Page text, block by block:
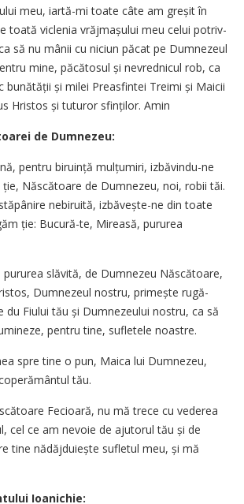
meu, iartă-mi toate câte am gre­­șit în
toată vi­clenia vrăjma­șului meu celui potri­v­
să nu mânii cu niciun păcat pe Dumne­zeul
mine, păcă­tosul și ne­vred­­nicul rob, ca
bunătății și milei Preasfintei Trei­mi și Mai­cii
Hristos și tu­turor sfin­ților. Amin
de Dumnezeu:
pentru bi­ru­­­in­ță mul­țumiri, izbăvindu-ne
Născătoare de Dum­­nezeu, noi, robii tăi.
nebi­ruită, izbăvește-ne din toa­te
ție: Bucură-te, Mi­reasă, pururea
pururea slă­vită, de Dum­nezeu Născătoare,
Dumnezeul nos­tru, pri­meș­te ru­gă­
du Fiului tău și Dumnezeului nostru, ca să
pentru tine, su­fletele noastre.
spre tine o pun, Maica lui Dumnezeu,
tău.
Fe­cioa­ră, nu mă trece cu vederea
cel ce am nevoie de ajutorul tău și de
tine nă­dăj­duiește su­fletul meu, și mă
Ioanichie: